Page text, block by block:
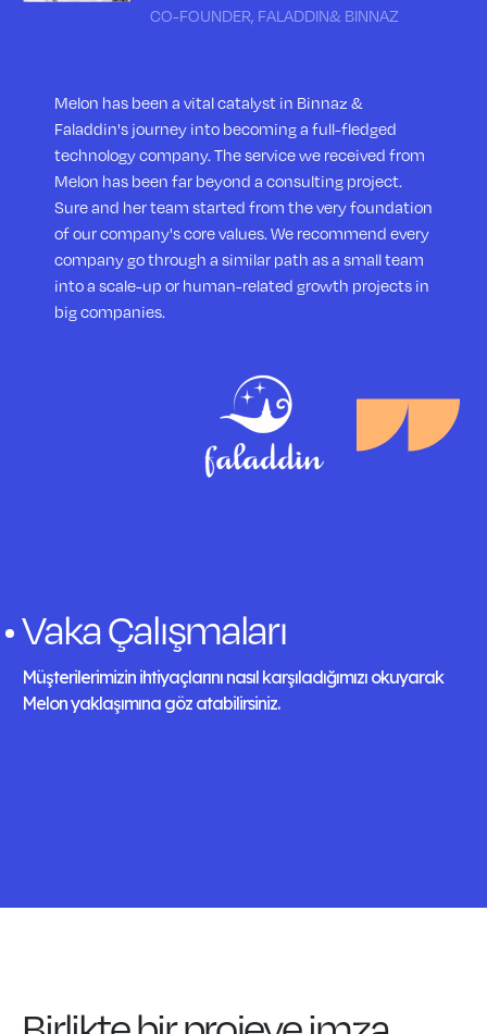
CO-FOUNDER, FALADDIN& BINNAZ
Melon has been a vital catalyst in Binnaz &
Faladdin's journey into becoming a full-fledged
technology company. The service we received from
Melon has been far beyond a consulting project.
Sure and her team started from the very foundation
of our company's core values. We recommend every
company go through a similar path as a small team
into a scale-up or human-related growth projects in
big companies.
Vaka Çalışmaları
Müşterilerimizin ihtiyaçlarını nasıl karşıladığımızı okuyarak
Melon yaklaşımına göz atabilirsiniz.